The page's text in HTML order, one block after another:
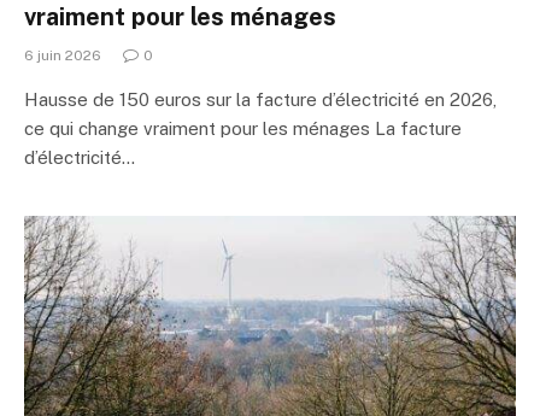
vraiment pour les ménages
6 juin 2026 0
Hausse de 150 euros sur la facture d’électricité en 2026,
ce qui change vraiment pour les ménages La facture
d’électricité…